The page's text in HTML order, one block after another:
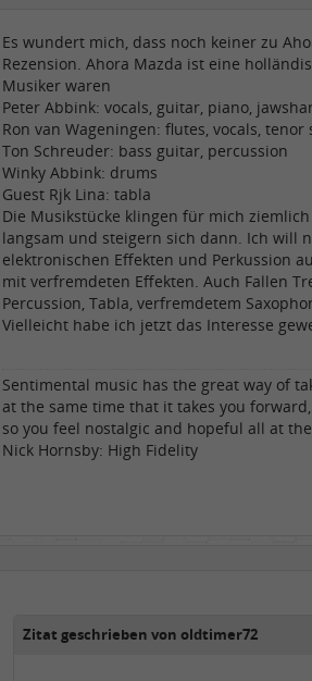
Es wundert mich, dass noch keiner zu
Rezension. Ahora Mazda ist eine
Musiker waren
Peter Abbink: vocals, guitar, piano,
Ron van Wageningen: flutes, vocals,
Ton Schreuder: bass guitar, percussion
Winky Abbink: drums
Guest Rjk Lina: tabla
Die Musikstücke klingen für mich
langsam und steigern sich dann. Ich will
elektronischen Effekten und Perkussion
mit verfremdeten Effekten. Auch Fallen
Percussion, Tabla, verfremdetem
Vielleicht habe ich jetzt das Interesse
Sentimental music has the great way of
at the same time that it takes you forward,
so you feel nostalgic and hopeful all at
Nick Hornsby: High Fidelity
Zitat geschrieben von oldtimer72